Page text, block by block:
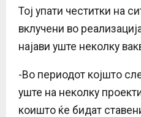
Тој упати честитки на
вклучени во
најави уште неколку
-Во периодот којшто
уште на неколку
коишто ќе бидат